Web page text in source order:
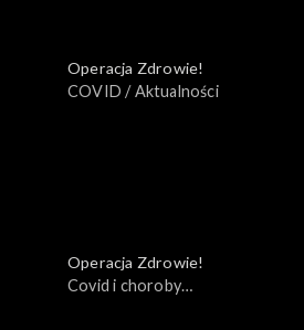
Operacja Zdrowie!
COVID / Aktualności
Operacja Zdrowie!
Covid i choroby